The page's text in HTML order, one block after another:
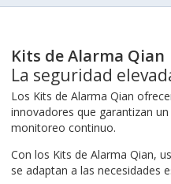
Kits de Alarma Qian
La seguridad
Los Kits de Alarma Qian
innovadores que garantizan
monitoreo continuo.
Con los Kits de Alarma Qian,
se adaptan a las necesidades